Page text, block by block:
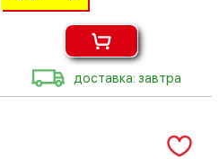
доставка: завтра